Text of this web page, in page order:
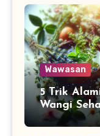
Wawasan
5 Trik
Wangi